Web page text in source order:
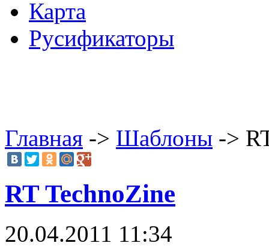
Карта
Русификаторы
Главная -> Шаблоны ->
RT TechnoZine
20.04.2011 11:34